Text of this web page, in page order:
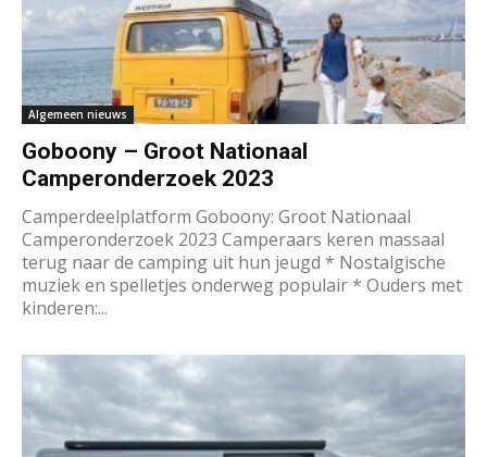
Algemeen nieuws
Goboony – Groot Nationaal
Camperonderzoek 2023
Camperdeelplatform Goboony: Groot Nationaal
Camperonderzoek 2023 Camperaars keren massaal
terug naar de camping uit hun jeugd * Nostalgische
muziek en spelletjes onderweg populair * Ouders met
kinderen:...